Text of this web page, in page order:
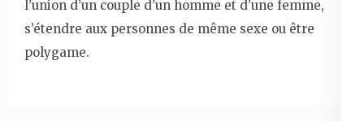
l’union d’un couple d’un homme et d’une femme,
s’étendre aux personnes de même sexe ou être
polygame.